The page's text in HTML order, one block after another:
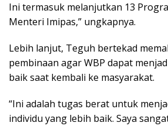
Ini termasuk melanjutkan 13
Menteri Imipas,” ungkapnya.
Lebih lanjut, Teguh bertekad
pembinaan agar WBP dapat
baik saat kembali ke masyarakat.
“Ini adalah tugas berat untuk
individu yang lebih baik. Saya